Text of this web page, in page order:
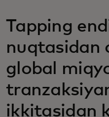
Tapping
nuqtasidan
global
ikkitasidan